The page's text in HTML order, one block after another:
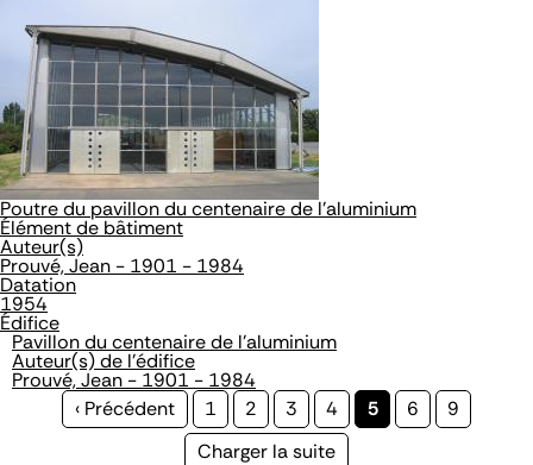
Poutre du pavillon du centenaire de l'aluminium
Élément de bâtiment
Auteur(s)
Prouvé, Jean - 1901 - 1984
Datation
1954
Édifice
Pavillon du centenaire de l'aluminium
Auteur(s) de l'édifice
Prouvé, Jean - 1901 - 1984
Page
‹ Précédent Page
1 Page
2 Page
3 Page
4
Page
5 Page
6 Page
9
Page
Charger la suite